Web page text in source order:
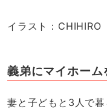
イラスト：CHIHIRO
義弟にマイホーム
妻と子どもと3人で